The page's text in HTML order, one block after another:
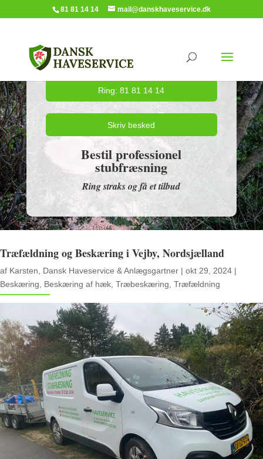
81 81 14 14 mail@danskhaveservice.dk
Ring: 81 81 14 14
Skriv besked
Bestil professionel
stubfræsning
Ring straks og få et tilbud
Træfældning og Beskæring i Vejby, Nordsjælland
af Karsten, Dansk Haveservice & Anlægsgartner | okt 29, 2024 |
Beskæring
Beskæring af hæk Træbeskæring Træfældning